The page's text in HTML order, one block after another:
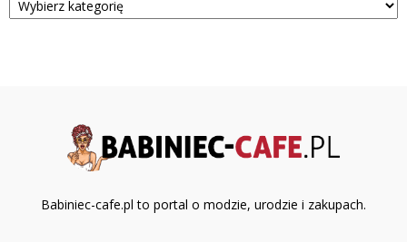
Babiniec-cafe.pl to portal o modzie, urodzie i zakupach.